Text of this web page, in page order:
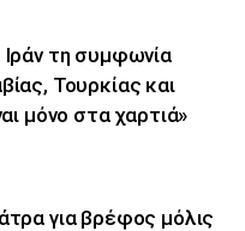
τη συμφωνία
Τουρκίας και
μόνο στα χαρτιά»
για βρέφος μόλις